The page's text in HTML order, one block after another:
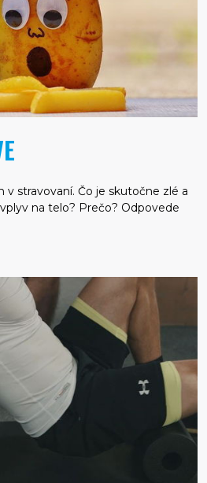
stravovaní. Čo je skutočne zlé a
na telo? Prečo? Odpovede